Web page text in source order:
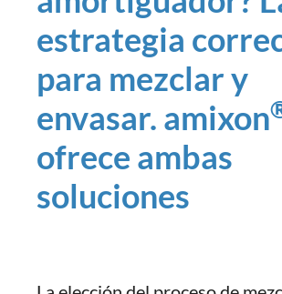
estrategia
para mezclar y
envasar. amixon
ofrece ambas
soluciones